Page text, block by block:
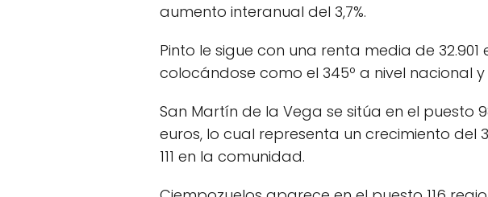
aumento interanual del 3,7%.
Pinto le sigue con una renta media de
colocándose como el 345º a nivel nacional
San Martín de la Vega se sitúa en el puesto
euros, lo cual representa un crecimiento del
111 en la comunidad.